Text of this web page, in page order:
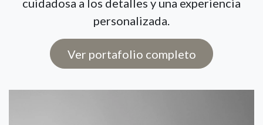
cuidadosa a los detalles y una experiencia
personalizada.
Ver portafolio completo